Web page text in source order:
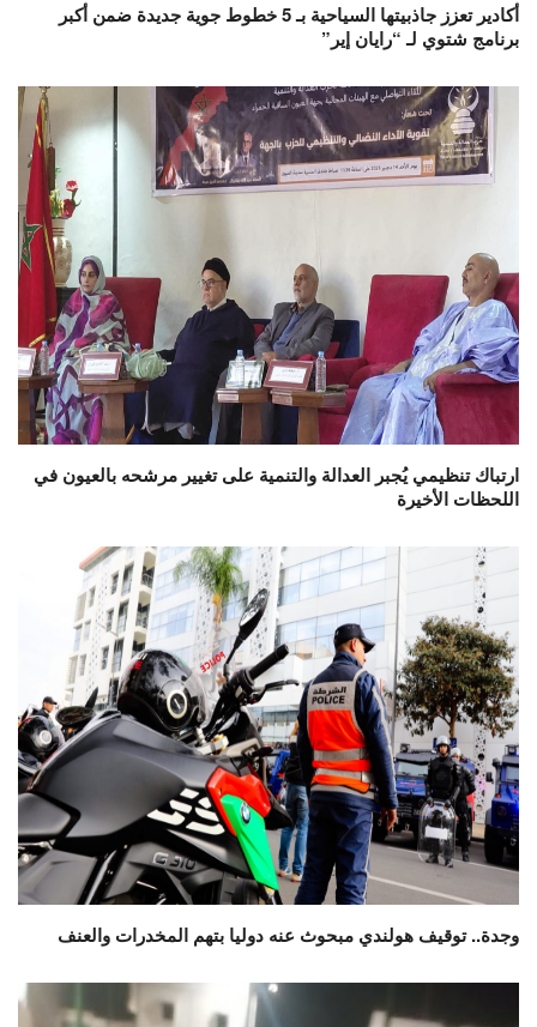
أكادير تعزز جاذبيتها السياحية بـ 5 خطوط جوية جديدة ضمن أكبر
برنامج شتوي لـ “رايان إير”
ارتباك تنظيمي يُجبر العدالة والتنمية على تغيير مرشحه بالعيون في
اللحظات الأخيرة
وجدة.. توقيف هولندي مبحوث عنه دوليا بتهم المخدرات والعنف